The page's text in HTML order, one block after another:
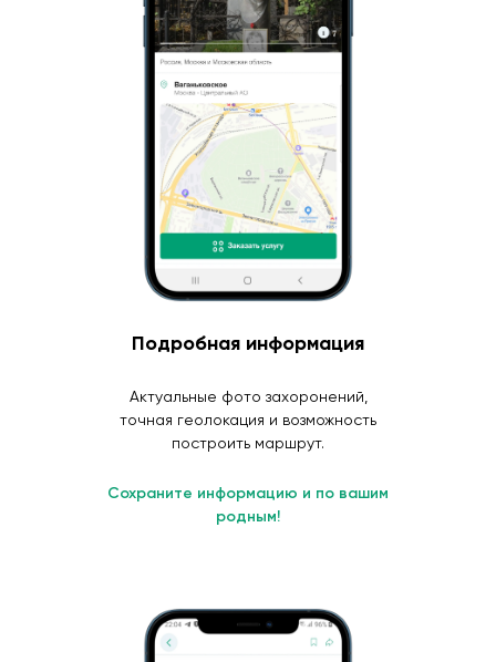
Подробная информация
Актуальные фото захоронений,
точная геолокация и возможность
построить маршрут.
Сохраните информацию и по вашим
родным!